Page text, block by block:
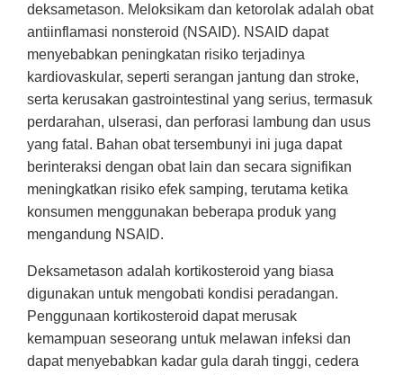
deksametason. Meloksikam dan ketorolak adalah obat
antiinflamasi nonsteroid (NSAID). NSAID dapat
menyebabkan peningkatan risiko terjadinya
kardiovaskular, seperti serangan jantung dan stroke,
serta kerusakan gastrointestinal yang serius, termasuk
perdarahan, ulserasi, dan perforasi lambung dan usus
yang fatal. Bahan obat tersembunyi ini juga dapat
berinteraksi dengan obat lain dan secara signifikan
meningkatkan risiko efek samping, terutama ketika
konsumen menggunakan beberapa produk yang
mengandung NSAID.
Deksametason adalah kortikosteroid yang biasa
digunakan untuk mengobati kondisi peradangan.
Penggunaan kortikosteroid dapat merusak
kemampuan seseorang untuk melawan infeksi dan
dapat menyebabkan kadar gula darah tinggi, cedera